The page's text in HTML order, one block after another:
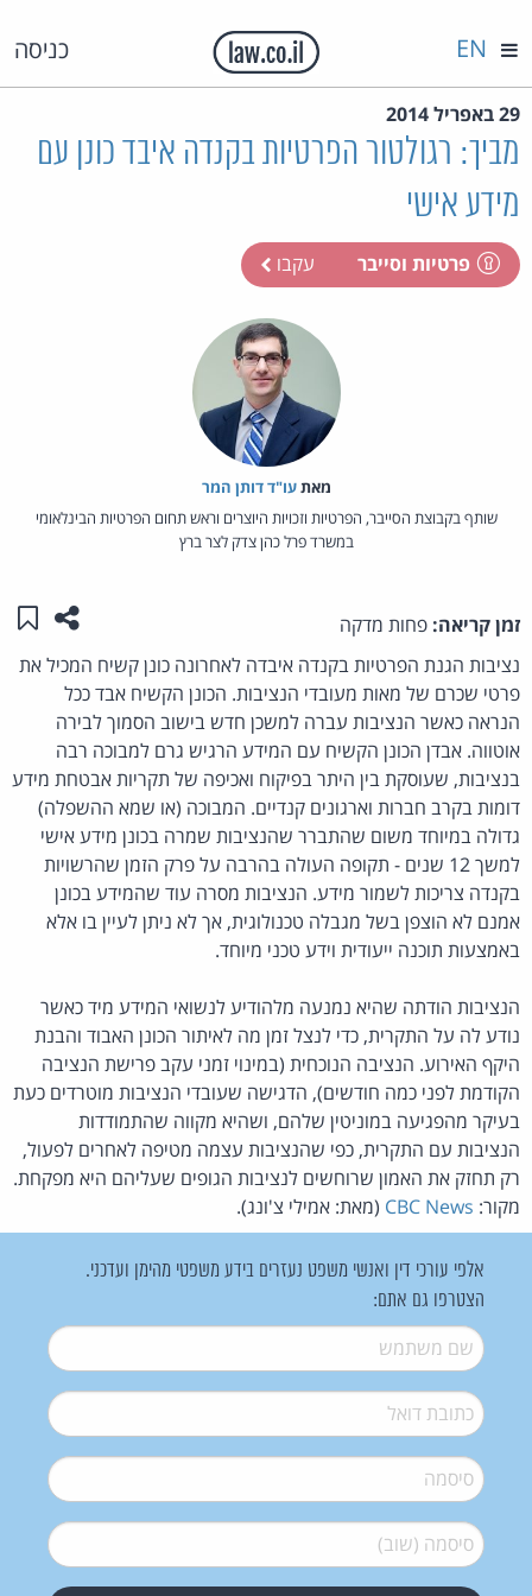
כניסה EN
29 באפריל 2014
מביך: רגולטור הפרטיות בקנדה איבד כונן עם
מידע אישי
פרטיות וסייבר עקבו
מאת‏עו"ד דותן המר
שותף בקבוצת הסייבר, הפרטיות וזכויות היוצרים וראש תחום הפרטיות הבינלאומי
במשרד פרל כהן צדק לצר ברץ
זמן קריאה: פחות מדקה שתפו
נציבות הגנת הפרטיות בקנדה איבדה לאחרונה כונן קשיח המכיל את
פרטי שכרם של מאות מעובדי הנציבות. הכונן הקשיח אבד ככל
הנראה כאשר הנציבות עברה למשכן חדש בישוב הסמוך לבירה
אוטווה. אבדן הכונן הקשיח עם המידע הרגיש גרם למבוכה רבה
בנציבות, שעוסקת בין היתר בפיקוח ואכיפה של תקריות אבטחת מידע
דומות בקרב חברות וארגונים קנדיים. המבוכה (או שמא ההשפלה)
גדולה במיוחד משום שהתברר שהנציבות שמרה בכונן מידע אישי
למשך 12 שנים - תקופה העולה בהרבה על פרק הזמן שהרשויות
בקנדה צריכות לשמור מידע. הנציבות מסרה עוד שהמידע בכונן
אמנם לא הוצפן בשל מגבלה טכנולוגית, אך לא ניתן לעיין בו אלא
באמצעות תוכנה ייעודית וידע טכני מיוחד.
הנציבות הודתה שהיא נמנעה מלהודיע לנשואי המידע מיד כאשר
נודע לה על התקרית, כדי לנצל זמן מה לאיתור הכונן האבוד והבנת
היקף האירוע. הנציבה הנוכחית (במינוי זמני עקב פרישת הנציבה
הקודמת לפני כמה חודשים), הדגישה שעובדי הנציבות מוטרדים כעת
בעיקר מהפגיעה במוניטין שלהם, ושהיא מקווה שהתמודדות
הנציבות עם התקרית, כפי שהנציבות עצמה מטיפה לאחרים לפעול,
רק תחזק את האמון שרוחשים לנציבות הגופים שעליהם היא מפקחת.
מקור: CBC News (מאת: אמילי צ'ונג).
אלפי עורכי דין ואנשי משפט נעזרים בידע משפטי מהימן ועדכני.
הצטרפו גם אתם:
שם משתמש*
דואל*
סיסמה*
סיסמה (שוב)*